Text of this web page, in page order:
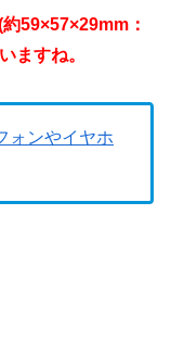
59×57×29mm：
ますね。
ォンやイヤホ